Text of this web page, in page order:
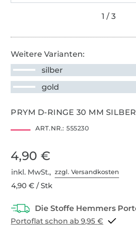
Weitere Varianten:
silber
gold
PRYM D-RINGE 30 MM SILBER
ART.NR.: 555230
4,90 €
inkl. MwSt.,zzgl. Versandkosten
4,90 € / Stk
Portoflat schon ab 9,95 €